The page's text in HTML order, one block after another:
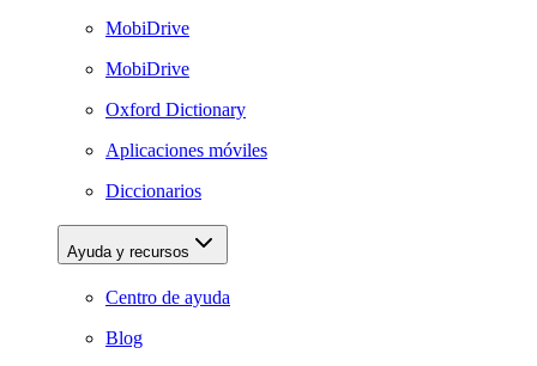
MobiDrive
MobiDrive
Oxford Dictionary
Aplicaciones móviles
Diccionarios
Ayuda y recursos
Centro de ayuda
Blog